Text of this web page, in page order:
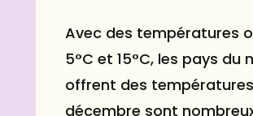
Avec des températures
5°C et 15°C, les pays du
offrent des
décembre sont